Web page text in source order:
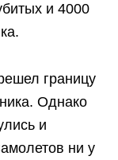
и 4000
границу
Однако
и
ни у